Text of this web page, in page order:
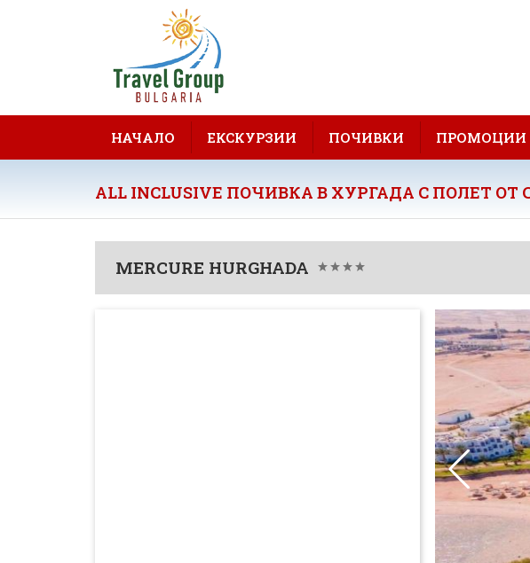
НАЧАЛО ЕКСКУРЗИИ ПОЧИВКИ ПРОМОЦИИ
ALL INCLUSIVE ПОЧИВКА В ХУРГАДА С ПОЛЕТ ОТ
MERCURE HURGHADA